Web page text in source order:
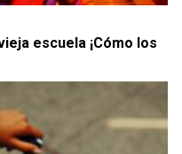
escuela ¡Cómo los